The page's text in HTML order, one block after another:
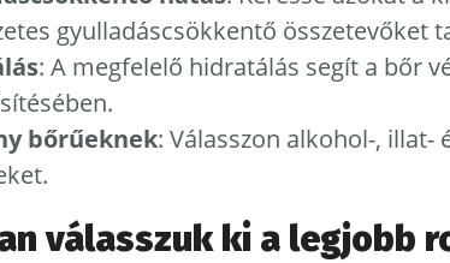
gyulladáscsökkentő összetevőket
: A megfelelő hidratálás segít a bőr
bőrűeknek: Válasszon alkohol-, illat-
válasszuk ki a legjobb